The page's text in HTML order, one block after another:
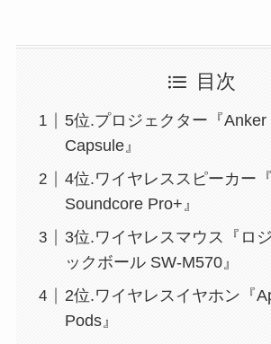
目次
5位.プロジェクター『Anker
Capsule』
4位.ワイヤレススピーカー
Soundcore Pro+』
3位.ワイヤレスマウス『ロ
ックボール SW-M570』
2位.ワイヤレスイヤホン『
Pods』